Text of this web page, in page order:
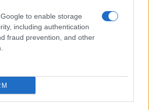
to enable storage
including authentication
fraud prevention, and other
dinamica delle ricariche e
per crociere, voli e aree
1 GB fino ai dati illimitati.
di soddisfare esigenze